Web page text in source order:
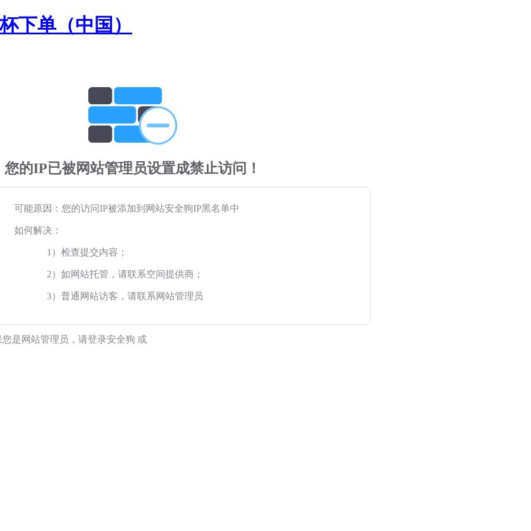
下单（中国）
您的IP已被网站管理员设置成禁止访问！
可能原因：您的访问IP被添加到网站安全狗IP黑名单中
如何解决：
1）检查提交内容；
2）如网站托管，请联系空间提供商；
3）普通网站访客，请联系网站管理员
您是网站管理员，请登录安全狗 或